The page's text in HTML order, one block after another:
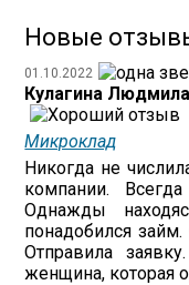
Новые
01.10.2022
Кулагина
Микроклад
Никогда не
компании.
Однажды
понадобился
Отправила
женщина, которая